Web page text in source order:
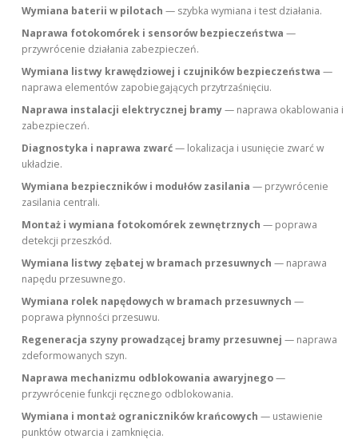
Wymiana baterii w pilotach — szybka wymiana i test działania.
Naprawa fotokomórek i sensorów bezpieczeństwa —
przywrócenie działania zabezpieczeń.
Wymiana listwy krawędziowej i czujników bezpieczeństwa —
naprawa elementów zapobiegających przytrzaśnięciu.
Naprawa instalacji elektrycznej bramy— naprawa okablowania i
zabezpieczeń.
Diagnostyka i naprawa zwarć— lokalizacja i usunięcie zwarć w
układzie.
Wymiana bezpieczników i modułów zasilania — przywrócenie
zasilania centrali.
Montaż i wymiana fotokomórek zewnętrznych — poprawa
detekcji przeszkód.
Wymiana listwy zębatej w bramach przesuwnych — naprawa
napędu przesuwnego.
Wymiana rolek napędowych w bramach przesuwnych —
poprawa płynności przesuwu.
Regeneracja szyny prowadzącej bramy przesuwnej — naprawa
zdeformowanych szyn.
Naprawa mechanizmu odblokowania awaryjnego—
przywrócenie funkcji ręcznego odblokowania.
Wymiana i montaż ograniczników krańcowych — ustawienie
punktów otwarcia i zamknięcia.